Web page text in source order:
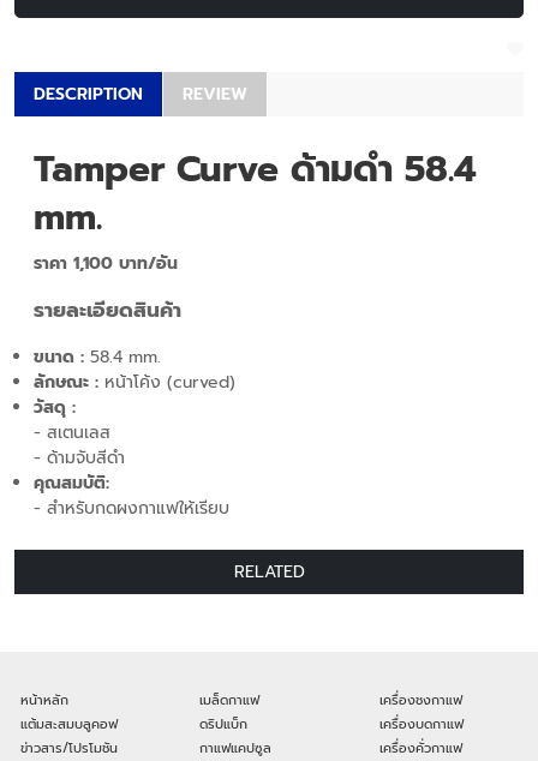
DESCRIPTION REVIEW
Tamper Curve ด้ามดำ 58.4
mm.
ราคา 1,100 บาท/อัน
รายละเอียดสินค้า
ขนาด : 58.4 mm.
ลักษณะ : หน้าโค้ง (curved)
วัสดุ :
- สเตนเลส
- ด้ามจับสีดำ
คุณสมบัติ:
- สำหรับกดผงกาแฟให้เรียบ
RELATED
หน้าหลัก
แต้มสะสมบลูคอฟ
ข่าวสาร/โปรโมชัน
เมล็ดกาแฟ
ดริปแบ็ก
กาแฟแคปซูล
เครื่องชงกาแฟ
เครื่องบดกาแฟ
เครื่องคั่วกาแฟ